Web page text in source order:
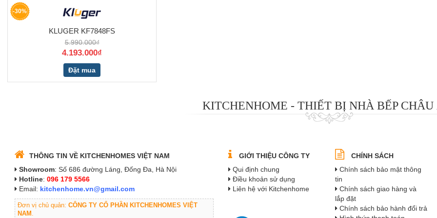
-30%
KLUGER KF7848FS
5.990.000₫
4.193.000₫
Đặt mua
KITCHENHOME - THIẾT BỊ NHÀ BẾP CHÂU
THÔNG TIN VỀ KITCHENHOMES VIỆT NAM
Showroom: Số 686 đường Láng, Đống Đa, Hà Nội
Hotline: 096 179 5566
Email: kitchenhome.vn@gmail.com
Đơn vị chủ quản: CÔNG TY CỔ PHẦN KITCHENHOMES VIỆT
NAM .
GIỚI THIỆU CÔNG TY
Qui định chung
Điều khoản sử dụng
Liên hệ với Kitchenhome
CHÍNH SÁCH
Chính sách bảo mật thông
tin
Chính sách giao hàng và
lắp đặt
Chính sách bảo hành đổi trả